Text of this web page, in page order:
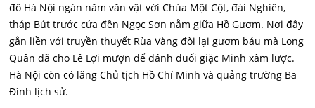
đô Hà Nội ngàn năm văn vật với Chùa Một Cột, đài Nghiên,
tháp Bút trước cửa đền Ngọc Sơn nằm giữa Hồ Gươm. Nơi đây
gắn liền với truyền thuyết Rùa Vàng đòi lại gươm báu mà Long
Quân đã cho Lê Lợi mượn để đánh đuổi giặc Minh xâm lược.
Hà Nội còn có lăng Chủ tịch Hồ Chí Minh và quảng trường Ba
Đình lịch sử.